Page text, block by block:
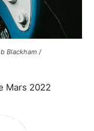
Blackham /
Mars 2022